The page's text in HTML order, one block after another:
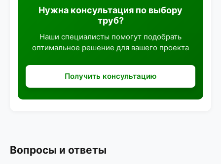
Нужна консультация по выбору
труб?
Наши специалисты помогут подобрать
оптимальное решение для вашего проекта
Получить консультацию
Вопросы и ответы